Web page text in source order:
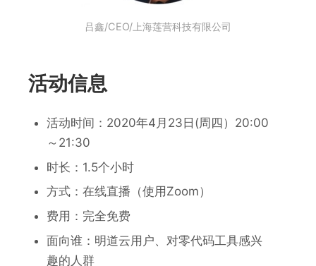
吕鑫/CEO/上海莲营科技有限公司
活动信息
活动时间：2020年4月23日(周四）20:00
～21:30
时长：1.5个小时
方式：在线直播（使用Zoom）
费用：完全免费
面向谁：明道云用户、对零代码工具感兴
趣的人群